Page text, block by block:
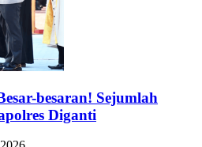
besaran! Sejumlah
Diganti